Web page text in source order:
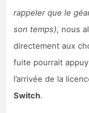
Sorties de jeux
Bons plans
rappeler que le
son temps), nous
directement aux
fuite pourrait
l’arrivée de la
Switch.